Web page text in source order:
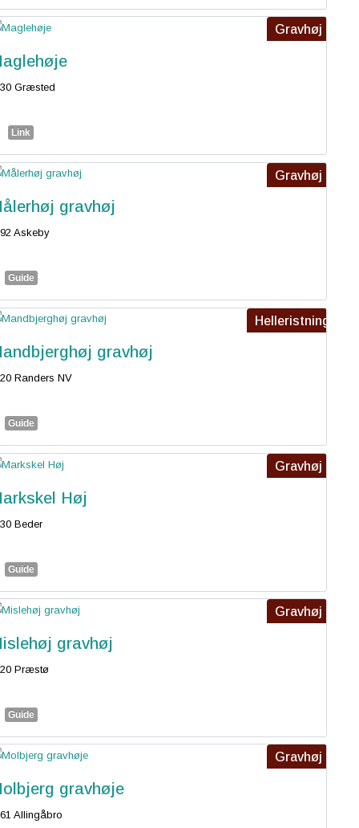
Gravhøj
Græsted
Link
Gravhøj
gravhøj
Askeby
Guide
Helleristning
gravhøj
Randers NV
Guide
Gravhøj
Høj
Beder
Guide
Gravhøj
gravhøj
Præstø
Guide
Gravhøj
gravhøje
Allingåbro